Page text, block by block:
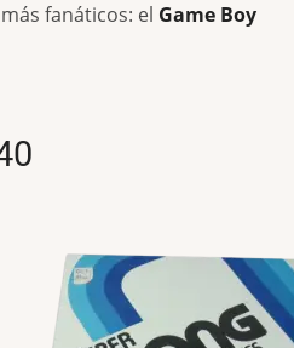
fanáticos: el Game Boy